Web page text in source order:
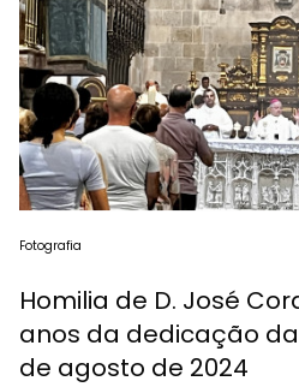
Fotografia
Homilia de D. José
anos da dedicação da
de agosto de 2024